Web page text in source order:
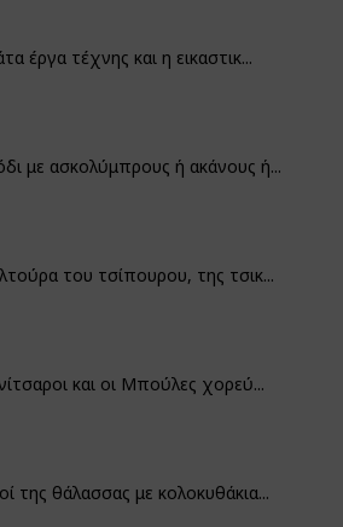
έργα τέχνης και η εικαστικ...
με ασκολύμπρους ή ακάνους ή...
του τσίπουρου, της τσικ...
και οι Μπούλες χορεύ...
της θάλασσας με κολοκυθάκια...